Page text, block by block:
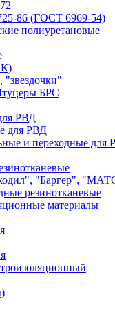
86 (ГОСТ 6969-54)
полиуретановые
БРС
РВД
для РВД
и переходные для
"Баргер",
резинотканевые
материалы